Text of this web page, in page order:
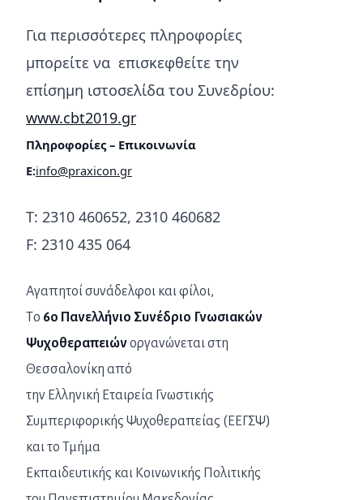
Για περισσότερες πληροφορίες
μπορείτε να επισκεφθείτε την
επίσημη ιστοσελίδα του Συνεδρίου:
www.cbt2019.gr
Πληροφορίες – Επικοινωνία
E:info@praxicon.gr
Τ: 2310 460652, 2310 460682
F: 2310 435 064
Αγαπητοί συνάδελφοι και φίλοι,
Τo 6ο Πανελλήνιο Συνέδριο Γνωσιακών
Ψυχοθεραπειώνοργανώνεται στη
Θεσσαλονίκη από
την Ελληνική Εταιρεία Γνωστικής
Συμπεριφορικής Ψυχοθεραπείας (ΕΕΓΣΨ)
και το Τμήμα
Εκπαιδευτικής και Κοινωνικής Πολιτικής